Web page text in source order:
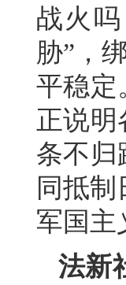
战火
胁”，
平稳定
正说
条不归
同抵
军国主
法新